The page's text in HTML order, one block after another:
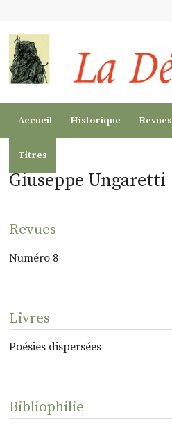
Accueil Historique Revues
Titres
Giuseppe Ungaretti
Revues
Numéro 8
Livres
Poésies dispersées
Bibliophilie